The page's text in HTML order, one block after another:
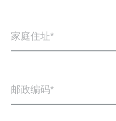
家庭住址
邮政编码